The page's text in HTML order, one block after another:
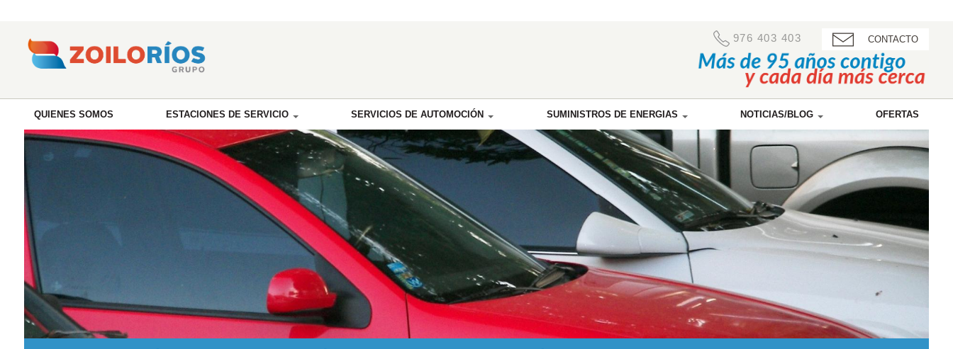
976 403 403 CONTACTO
QUIENES SOMOS ESTACIONES DE SERVICIO SERVICIOS DE AUTOMOCIÓN SUMINISTROS DE ENERGIAS NOTICIAS/BLOG OFERTAS